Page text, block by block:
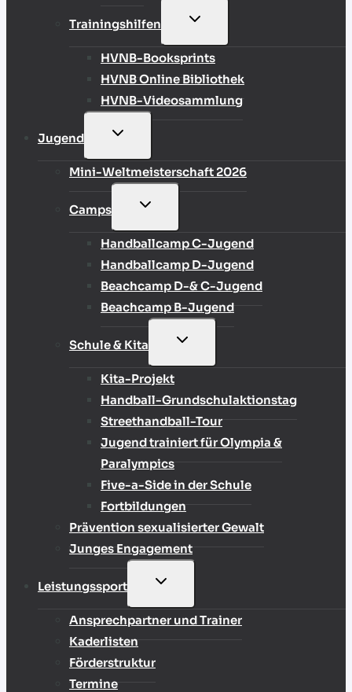
Trainingshilfen
UNTERMENÜ
HVNB-Booksprints
HVNB Online Bibliothek
HVNB-Videosammlung
Jugend
UNTERMENÜ
Mini-Weltmeisterschaft 2026
Camps
UNTERMENÜ
Handballcamp C-Jugend
Handballcamp D-Jugend
Beachcamp D-& C-Jugend
Beachcamp B-Jugend
Schule & Kita
UNTERMENÜ
Kita-Projekt
Handball-Grundschulaktionstag
Streethandball-Tour
Jugend trainiert für Olympia &
Paralympics
Five-a-Side in der Schule
Fortbildungen
Prävention sexualisierter Gewalt
Junges Engagement
Leistungssport
UNTERMENÜ
Ansprechpartner und Trainer
Kaderlisten
Förderstruktur
Termine